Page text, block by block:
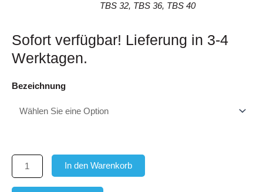
TBS 32, TBS 36, TBS 40
Sofort verfügbar! Lieferung in 3-4
Werktagen.
Bezeichnung
Bolzen
Spannhülse
In den Warenkorb